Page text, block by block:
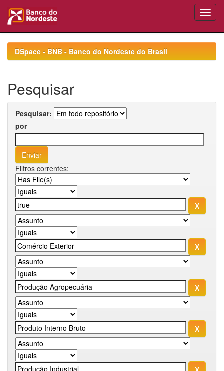
navigationDSpace - BNB - Banco do Nordeste do Brasil
Pesquisar
Pesquisar:
por
Filtros correntes: